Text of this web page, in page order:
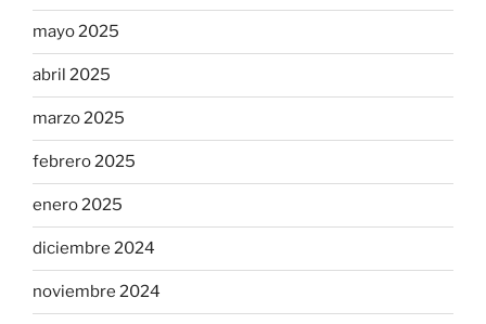
mayo 2025
abril 2025
marzo 2025
febrero 2025
enero 2025
diciembre 2024
noviembre 2024